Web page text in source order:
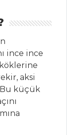
ince ince
köklerine
aksi
küçük